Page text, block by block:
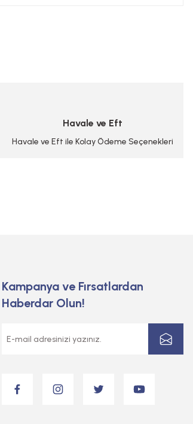
Havale ve Eft
Havale ve Eft ile Kolay Ödeme Seçenekleri
Kampanya ve Fırsatlardan
Haberdar Olun!